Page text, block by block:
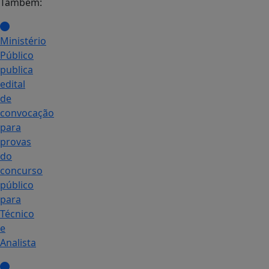
Ministério
Público
publica
edital
de
convocação
para
provas
do
concurso
público
para
Técnico
e
Analista